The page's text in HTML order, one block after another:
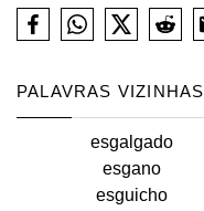
PALAVRAS VIZINHAS
esgalgado
esgano
esguicho